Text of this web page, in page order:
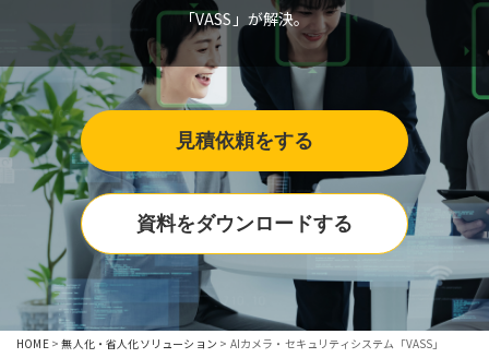
HOME>無人化・省人化ソリューション > AIカメラ・セキュリティシステム「VASS」
「VASS」が解決。
見積依頼をする
資料をダウンロードする